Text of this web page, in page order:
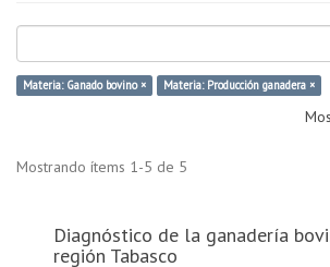
Materia: Ganado bovino × Materia: Producción ganadera ×
Mostrando ítems 1-5 de 5
Diagnóstico de la ganadería
región Tabasco